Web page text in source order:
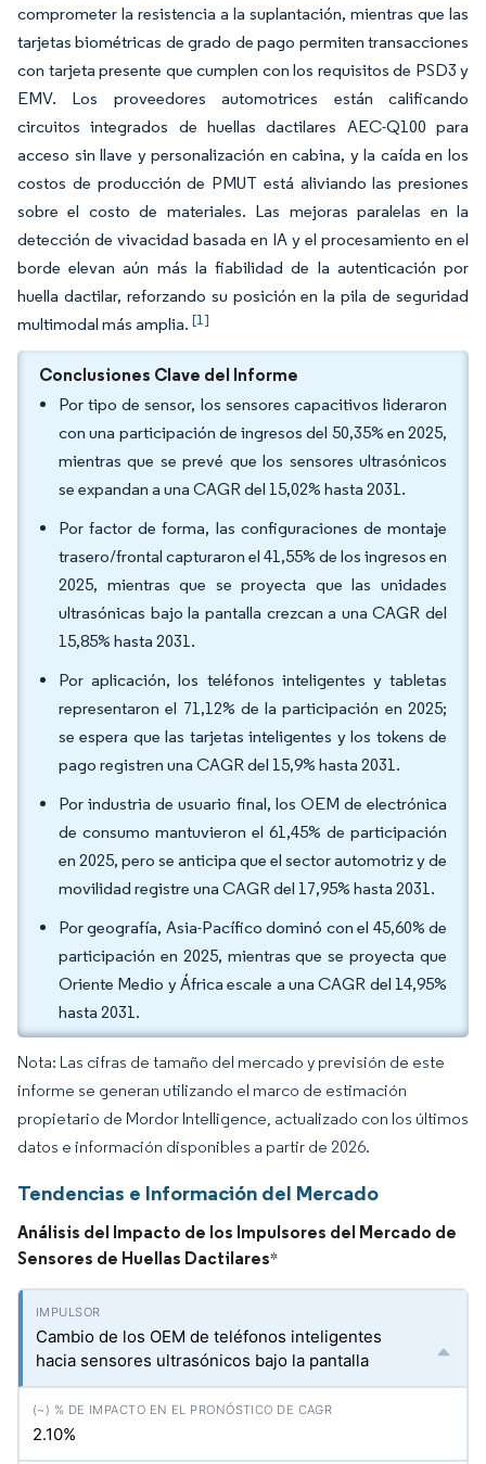
comprometer la resistencia a la suplantación, mientras que las
tarjetas biométricas de grado de pago permiten transacciones
con tarjeta presente que cumplen con los requisitos de PSD3 y
EMV. Los proveedores automotrices están calificando
circuitos integrados de huellas dactilares AEC-Q100 para
acceso sin llave y personalización en cabina, y la caída en los
costos de producción de PMUT está aliviando las presiones
sobre el costo de materiales. Las mejoras paralelas en la
detección de vivacidad basada en IA y el procesamiento en el
borde elevan aún más la fiabilidad de la autenticación por
huella dactilar, reforzando su posición en la pila de seguridad
multimodal más amplia. [1]
Conclusiones Clave del Informe
Por tipo de sensor, los sensores capacitivos lideraron
con una participación de ingresos del 50,35% en 2025,
mientras que se prevé que los sensores ultrasónicos
se expandan a una CAGR del 15,02% hasta 2031.
Por factor de forma, las configuraciones de montaje
trasero/frontal capturaron el 41,55% de los ingresos en
2025, mientras que se proyecta que las unidades
ultrasónicas bajo la pantalla crezcan a una CAGR del
15,85% hasta 2031.
Por aplicación, los teléfonos inteligentes y tabletas
representaron el 71,12% de la participación en 2025;
se espera que las tarjetas inteligentes y los tokens de
pago registren una CAGR del 15,9% hasta 2031.
Por industria de usuario final, los OEM de electrónica
de consumo mantuvieron el 61,45% de participación
en 2025, pero se anticipa que el sector automotriz y de
movilidad registre una CAGR del 17,95% hasta 2031.
Por geografía, Asia-Pacífico dominó con el 45,60% de
participación en 2025, mientras que se proyecta que
Oriente Medio y África escale a una CAGR del 14,95%
hasta 2031.
Nota: Las cifras de tamaño del mercado y previsión de este
informe se generan utilizando el marco de estimación
propietario de Mordor Intelligence, actualizado con los últimos
datos e información disponibles a partir de 2026.
Tendencias e Información del Mercado
Análisis del Impacto de los Impulsores del Mercado de
Sensores de Huellas Dactilares*
Cambio de los OEM de teléfonos inteligentes
hacia sensores ultrasónicos bajo la pantalla
2.10%